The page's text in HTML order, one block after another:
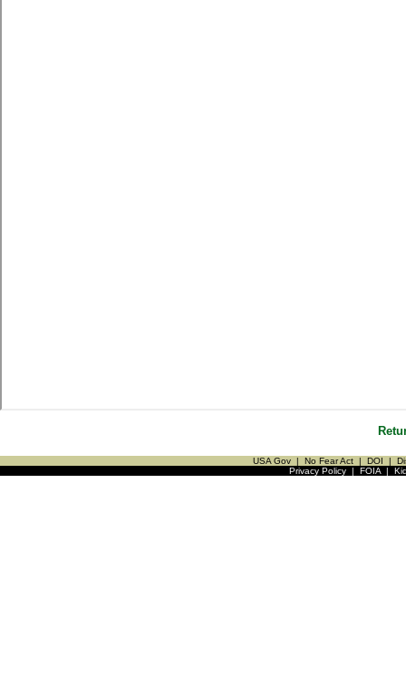
USA Gov | No Fear Act | DOI |
Privacy Policy| FOIA|